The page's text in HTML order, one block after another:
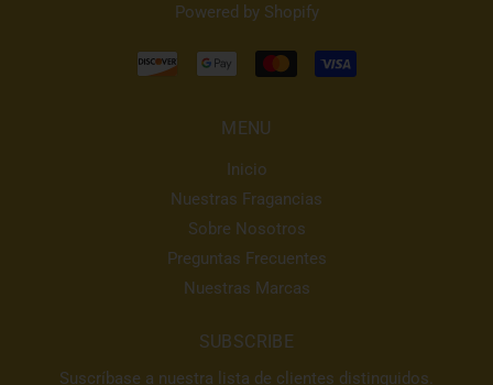
Powered by Shopify
MENU
Inicio
Nuestras Fragancias
Sobre Nosotros
Preguntas Frecuentes
Nuestras Marcas
SUBSCRIBE
Suscríbase a nuestra lista de clientes distinguidos.